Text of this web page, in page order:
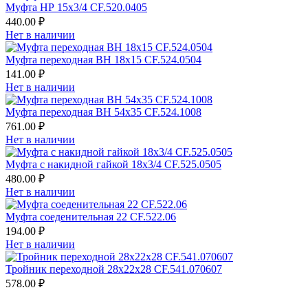
Муфта НР 15х3/4 CF.520.0405
440.00 ₽
Нет в наличии
Муфта переходная ВН 18х15 CF.524.0504
141.00 ₽
Нет в наличии
Муфта переходная ВН 54х35 CF.524.1008
761.00 ₽
Нет в наличии
Муфта с накидной гайкой 18х3/4 CF.525.0505
480.00 ₽
Нет в наличии
Муфта соеденительная 22 CF.522.06
194.00 ₽
Нет в наличии
Тройник переходной 28х22х28 CF.541.070607
578.00 ₽